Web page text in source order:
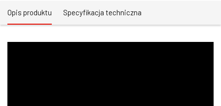
Opis produktu Specyfikacja techniczna